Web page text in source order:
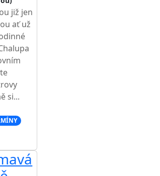
již jen
ať už
si...